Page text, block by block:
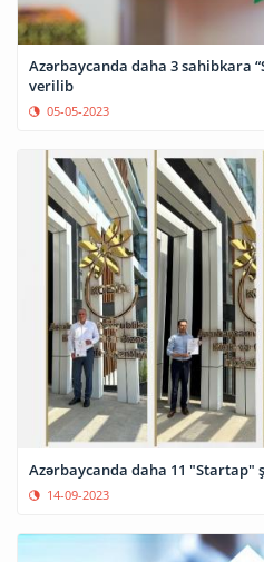
Azərbaycanda daha 3 sahibkara
verilib
05-05-2023
Azərbaycanda daha 11 "Startap"
14-09-2023